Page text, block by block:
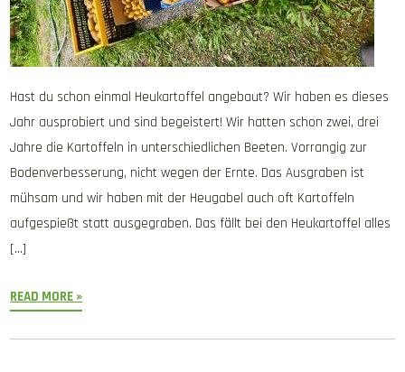
Hast du schon einmal Heukartoffel angebaut? Wir haben es dieses
Jahr ausprobiert und sind begeistert! Wir hatten schon zwei, drei
Jahre die Kartoffeln in unterschiedlichen Beeten. Vorrangig zur
Bodenverbesserung, nicht wegen der Ernte. Das Ausgraben ist
mühsam und wir haben mit der Heugabel auch oft Kartoffeln
aufgespießt statt ausgegraben. Das fällt bei den Heukartoffel alles
[…]
READ MORE »